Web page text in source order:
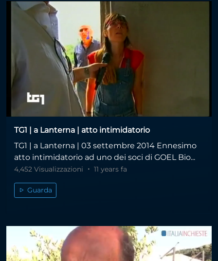
TG1 | a Lanterna | atto intimidatorio
TG1 | a Lanterna | 03 settembre 2014 Ennesimo
atto intimidatorio ad uno dei soci di GOEL Bio...
4,452 Visualizzazioni 11 years fa
Guarda